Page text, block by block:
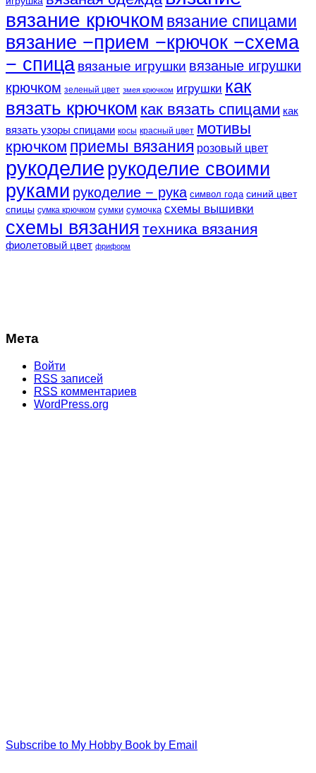
вязание крючком вязание спицами
вязание −прием −крючок −схема
− спица вязаные игрушки вязаные игрушки
крючком зеленый цвет змея крючком игрушки как
вязать крючком как вязать спицами как
вязать узоры спицами косы красный цвет мотивы
крючком приемы вязания розовый цвет
рукоделие рукоделие своими
руками рукоделие − рука символ года синий цвет
спицы сумка крючком сумки сумочка схемы вышивки
схемы вязания техника вязания
фиолетовый цвет фриформ
Мета
Войти
RSS записей
RSS комментариев
WordPress.org
Subscribe to My Hobby Book by Email